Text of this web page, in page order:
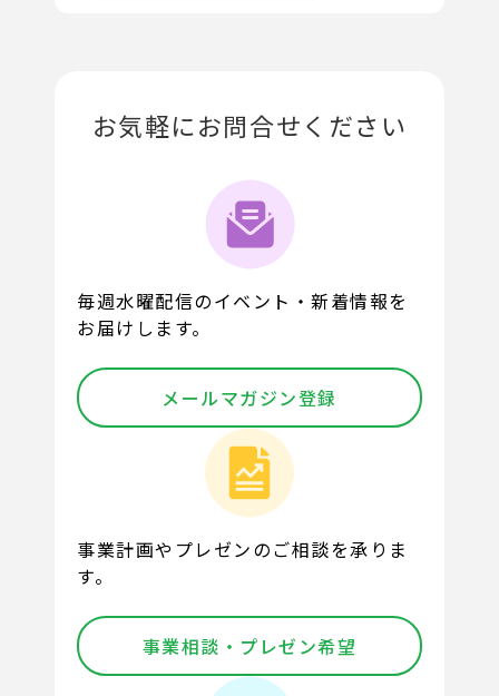
お気軽にお問合せください
毎週水曜配信のイベント・新着情報を
お届けします。
メールマガジン登録
事業計画やプレゼンのご相談を承りま
す。
事業相談・プレゼン希望